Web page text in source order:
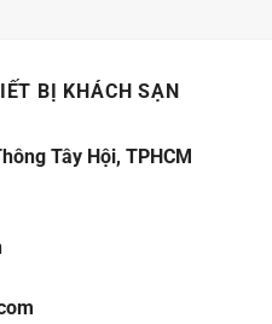
BỊ KHÁCH SẠN
Tây Hội, TPHCM